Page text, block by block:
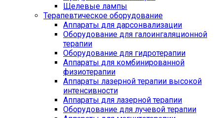
Щелевые лампы
Терапевтическое оборудование
Аппараты для дарсонвализации
Оборудование для галоингаляционной
терапии
Оборудование для гидротерапии
Аппараты для комбинированной
физиотерапии
Аппараты лазерной терапии высокой
интенсивности
Аппараты для лазерной терапии
Оборудование для лучевой терапии